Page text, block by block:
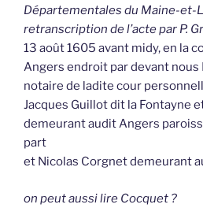
Départementales du Maine-et-
retranscription de l’acte par P.
13 août 1605 avant midy, en la
Angers endroit par devant
notaire de ladite cour
Jacques Guillot dit la Fontayne
demeurant audit Angers
part
et Nicolas Corgnet demeurant
on peut aussi lire Cocquet ?